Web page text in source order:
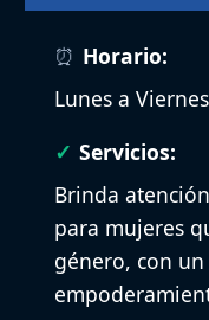
Horario:
Lunes a
Servicios:
Brinda
para mujeres
género, con